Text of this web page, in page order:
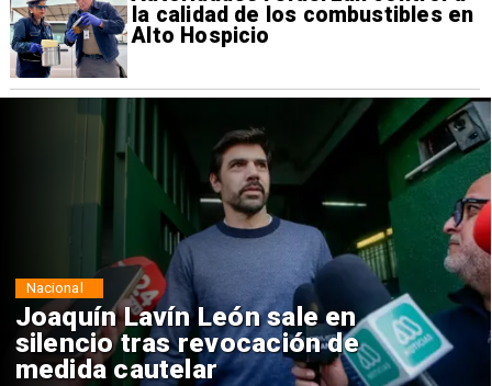
la calidad de los combustibles en
Alto Hospicio
Chile y Venezuela formalizan
reinicio de relaciones
consulares
Nacional